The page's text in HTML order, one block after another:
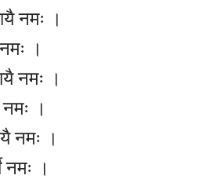
नमः ।
।
नमः ।
।
नमः ।
।